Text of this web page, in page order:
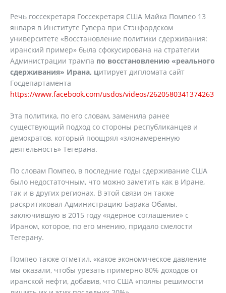
Речь госсекретаря Госсекретаря США Майка Помпео 13
января в Институте Гувера при Стэнфордском
университете «Восстановление политики сдерживания:
иранский пример» была сфокусирована на стратегии
Администрации трампа по восстановлению «реального
сдерживания» Ирана, цитирует дипломата сайт
Госдепартамента
https://www.facebook.com/usdos/videos/2620580341374263
Эта политика, по его словам, заменила ранее
существующий подход со стороны республиканцев и
демократов, который поощрял «злонамеренную
деятельность» Тегерана.
По словам Помпео, в последние годы сдерживание США
было недостаточным, что можно заметить как в Иране,
так и в других регионах. В этой связи он также
раскритиковал Администрацию Барака Обамы,
заключившую в 2015 году «ядерное соглашение» с
Ираном, которое, по его мнению, придало смелости
Тегерану.
Помпео также отметил, «какое экономическое давление
мы оказали, чтобы урезать примерно 80% доходов от
иранской нефти, добавив, что США «полны решимости